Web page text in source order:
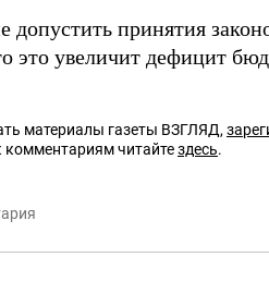
допустить принятия
это увеличит дефицит
материалы газеты ВЗГЛЯД,
читайтездесь.